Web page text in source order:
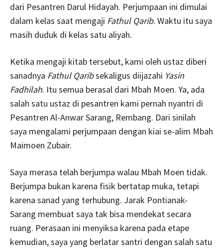
dari Pesantren Darul Hidayah. Perjumpaan ini dimulai
dalam kelas saat mengaji Fathul Qarib. Waktu itu saya
masih duduk di kelas satu aliyah.
Ketika mengaji kitab tersebut, kami oleh ustaz diberi
sanadnya Fathul Qaribsekaligus diijazahi Yasin
Fadhilah. Itu semua berasal dari Mbah Moen. Ya, ada
salah satu ustaz di pesantren kami pernah nyantri di
Pesantren Al-Anwar Sarang, Rembang. Dari sinilah
saya mengalami perjumpaan dengan kiai se-alim Mbah
Maimoen Zubair.
Saya merasa telah berjumpa walau Mbah Moen tidak.
Berjumpa bukan karena fisik bertatap muka, tetapi
karena sanad yang terhubung. Jarak Pontianak-
Sarang membuat saya tak bisa mendekat secara
ruang. Perasaan ini menyiksa karena pada etape
kemudian, saya yang berlatar santri dengan salah satu